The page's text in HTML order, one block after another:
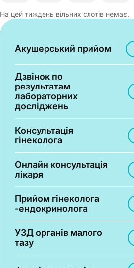
На цей тиждень вільних слотів немає.
Акушерський прийом
Дзвінок по
результатам
лабораторних
досліджень
Консультація
гінеколога
Онлайн консультація
лікаря
Прийом гінеколога
-ендокринолога
УЗД органів малого
тазу